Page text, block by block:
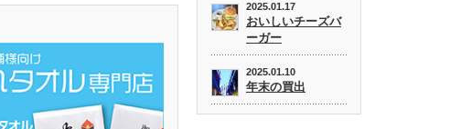
2025.01.17
おいしいチーズバ
ーガー
2025.01.10
年末の買出